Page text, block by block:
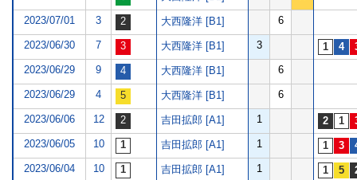
2023/07/01 3 大西隆洋 [B1] 6
2023/06/30 7 大西隆洋 [B1] 3
2023/06/29 9 大西隆洋 [B1] 6
2023/06/29 4 大西隆洋 [B1] 6
2023/06/06 12 吉田拡郎 [A1] 1
2023/06/05 10 吉田拡郎 [A1] 1
2023/06/04 10 吉田拡郎 [A1] 1